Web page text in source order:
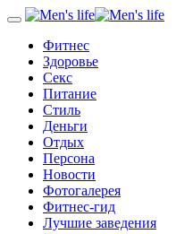
Фитнес
Здоровье
Секс
Питание
Стиль
Деньги
Отдых
Персона
Новости
Фотогалерея
Фитнес-гид
Лучшие заведения